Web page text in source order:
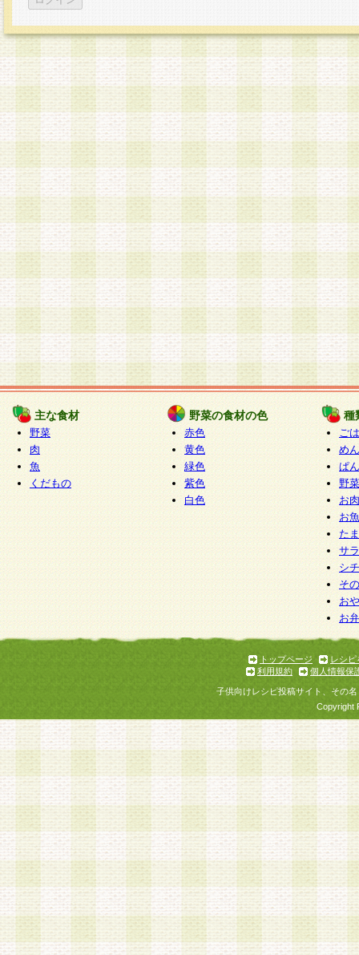
主な食材
野菜
肉
魚
くだもの
野菜の食材の色
赤色
黄色
緑色
紫色
白色
種
ご
めん
ぱん
野
お
お
た
サ
シ
そ
お
お
トップページ
レシピ
利用規約
個人情報保
子供向けレシピ投稿サイト、その
Copyright